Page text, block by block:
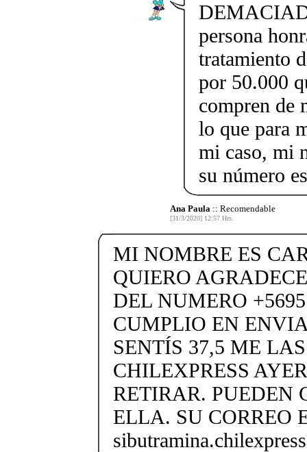
persona
tratamiento
por 50.000
compren de
lo que para
mi caso, mi
su número
Ana Paula :: Recomendable
[31/3/2020] 12:57 Hrs.
MI NOMBRE ES
QUIERO
DEL NUMERO
CUMPLIO EN
SENTÍS 37,5 ME
CHILEXPRESS
RETIRAR. PUEDEN
ELLA. SU CORREO